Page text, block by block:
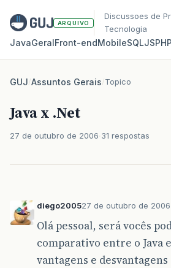
ARQUIVO
Discussoes de
Tecnologia
JavaGeralFront‑endMobileSQLJSPHP
GUJ/Assuntos Gerais/Topico
Java x .Net
27 de outubro de 2006 31 respostas
diego200527 de outubro de 2006
Olá pessoal, será vocês
comparativo entre o Java
vantagens e desvantagens